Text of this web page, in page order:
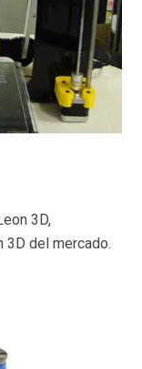
3D,
del mercado.